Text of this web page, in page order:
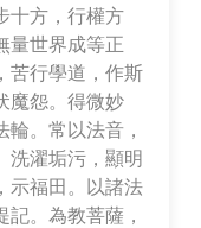
十方，行權方
量世界成等正
苦行學道，作斯
魔怨。得微妙
。常以法音，
洗濯垢污，顯明
示福田。以諸法
。為教菩薩，